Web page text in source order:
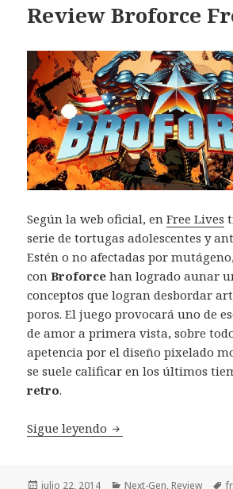
Review Broforce
Según la web oficial, enFree Lives
serie de tortugas adolescentes y
Estén o no afectadas por
conBroforce han logrado aunar
conceptos que logran desbordar
poros. El juego provocará uno de
de amor a primera vista, sobre
apetencia por el diseño pixelado
se suele calificar en los últimos
retro.
Sigue leyendo Review Broforce Free
Publicado
julio 22, 2014 Categorías
Next-Gen, Review